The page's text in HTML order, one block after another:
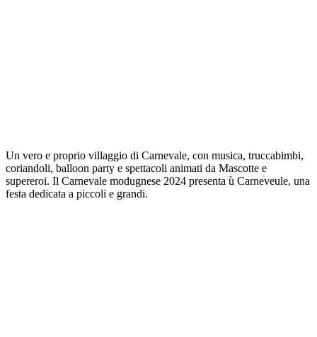
Un vero e proprio villaggio di Carnevale, con musica, truccabimbi,
coriandoli, balloon party e spettacoli animati da Mascotte e
supereroi. Il Carnevale modugnese 2024 presenta ù Carneveule, una
festa dedicata a piccoli e grandi.